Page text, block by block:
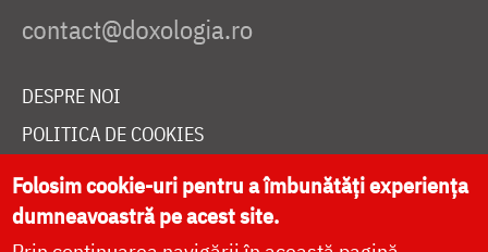
DESPRE NOI
POLITICA DE COOKIES
DONEAZĂ ONLINE PENTRU CATEDRALA NAȚIONALĂ
Folosim cookie-uri pentru a îmbunătăți experiența
dumneavoastră pe acest site.